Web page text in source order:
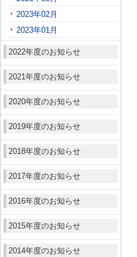
2023年02月
2023年01月
2022年度のお知らせ
2021年度のお知らせ
2020年度のお知らせ
2019年度のお知らせ
2018年度のお知らせ
2017年度のお知らせ
2016年度のお知らせ
2015年度のお知らせ
2014年度のお知らせ